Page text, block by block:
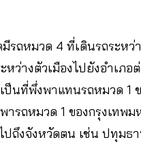
รถหมวด 4 ที่เดินรถระหว่
หว่างตัวเมืองไปยังอำเภอ
ป็นที่พึ่งพาแทนรถหมวด 1
รถหมวด 1 ของกรุงเทพม
ปถึงจังหวัดตน เช่น ปทุมธ